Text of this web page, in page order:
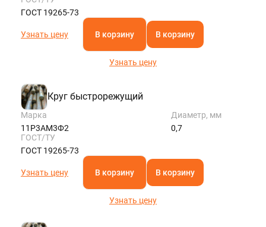
ГОСТ 19265-73
Узнать цену В корзину В корзину
Узнать цену
Круг быстрорежущий
Марка
11Р3АМ3Ф2
Диаметр, мм
0,7
ГОСТ/ТУ
ГОСТ 19265-73
Узнать цену В корзину В корзину
Узнать цену